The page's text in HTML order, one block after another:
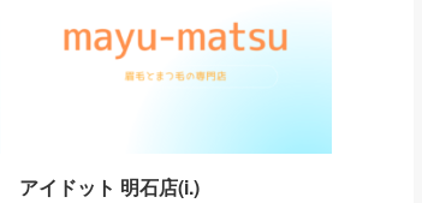
アイドット 明石店(i.)